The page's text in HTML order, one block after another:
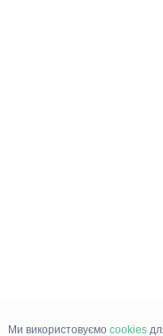
Ми використовуємо cookies